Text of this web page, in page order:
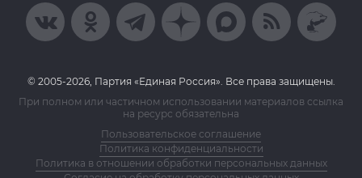
© 2005-2026, Партия «Единая Россия». Все права защищены.
При полном или частичном использовании материалов ссылка
на ресурс обязательна
Пользовательское соглашение
Политика конфиденциальности
Политика в отношении обработки персональных данных